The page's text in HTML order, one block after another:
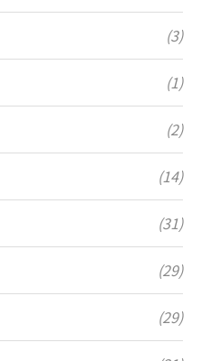
(3)
(1)
(2)
(14)
(31)
(29)
(29)